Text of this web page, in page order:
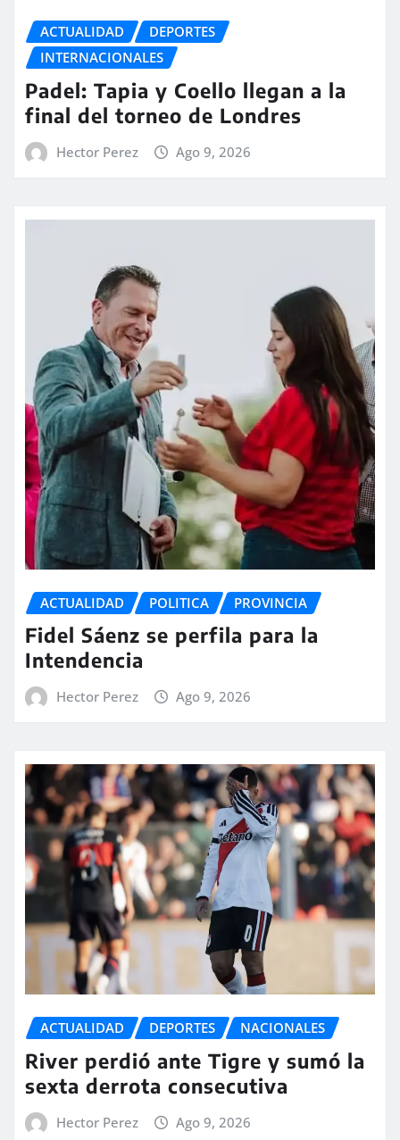
ACTUALIDAD
DEPORTES
INTERNACIONALES
Padel: Tapia y Coello llegan a la
final del torneo de Londres
Hector Perez Ago 9, 2026
ACTUALIDAD POLITICA PROVINCIA
Fidel Sáenz se perfila para la
Intendencia
Hector Perez Ago 9, 2026
ACTUALIDAD DEPORTES NACIONALES
River perdió ante Tigre y sumó la
sexta derrota consecutiva
Hector Perez Ago 9, 2026